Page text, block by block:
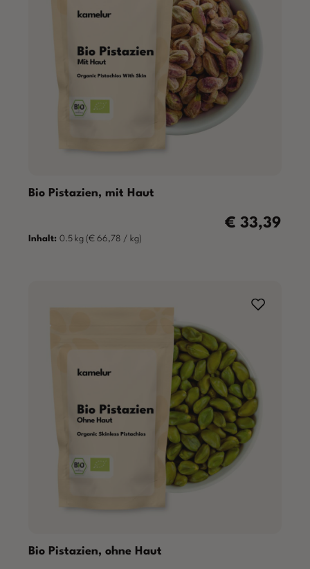
Bio Pistazien, mit Haut
Regulärer Preis:
€ 33,39
Inhalt: 0.5 kg (€ 66,78 / kg)
Bio Pistazien, ohne Haut